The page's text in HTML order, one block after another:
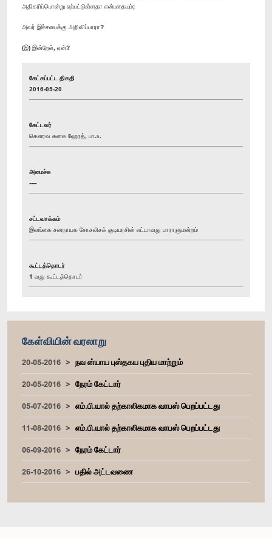
அதிகரிப்பொன்று ஏற்பட்டுள்ளதா என்பதையும்;
அவர் இச்சபைக்கு அறிவிப்பாரா?
(இ) இன்றேல், ஏன்?
கேட்கப்பட்ட திகதி
2016-05-20
கேட்டவர்
கௌரவ கனக ஹேரத், பா.உ.
அமைச்சு
----
சட்டவாக்கம்
இலங்கை சனநாயக சோசலிசக் குடியரசின் எட்டாவது பாராளுமன்றம்
கூட்டத்தொடர்
1 வது கூட்டத்தொடர்
கேள்வியின் வரலாறு
20-05-2016
நவ ன்யாய புஸ்தகய புதிய மாற்றும்
20-05-2016
நேரம் கேட்டார்
05-07-2016
எம்.பி.யால் தற்காலிகமாக வாபஸ் பெறப்பட்டது
11-08-2016
எம்.பி.யால் தற்காலிகமாக வாபஸ் பெறப்பட்டது
06-09-2016
நேரம் கேட்டார்
26-10-2016
பதில் அட்டவணை